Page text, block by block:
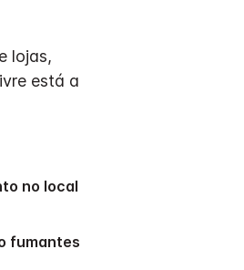
lojas,
está a
no local
fumantes